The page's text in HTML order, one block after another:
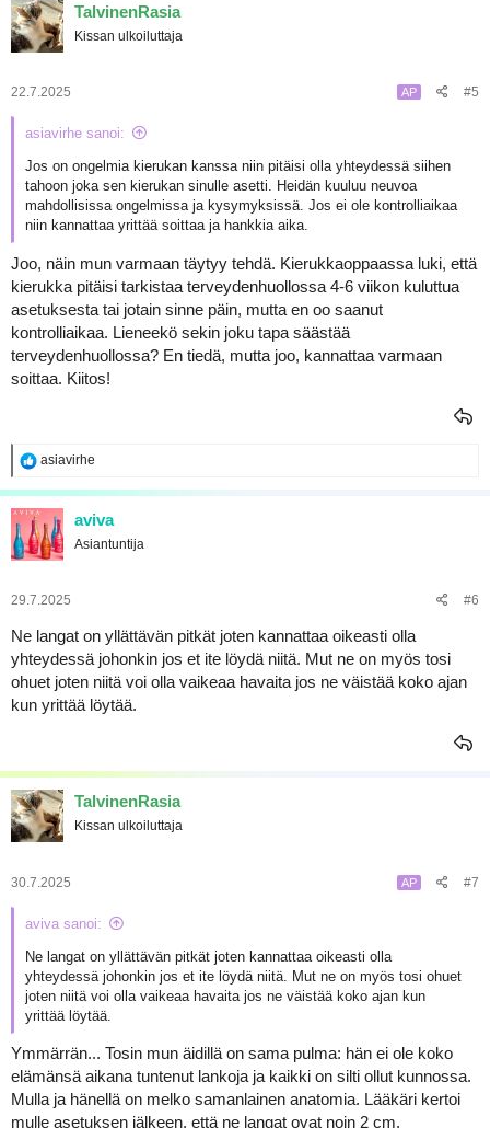
TalvinenRasia
Kissan ulkoiluttaja
22.7.2025 AP #5
asiavirhe sanoi:
Jos on ongelmia kierukan kanssa niin pitäisi olla yhteydessä siihen
tahoon joka sen kierukan sinulle asetti. Heidän kuuluu neuvoa
mahdollisissa ongelmissa ja kysymyksissä. Jos ei ole kontrolliaikaa
niin kannattaa yrittää soittaa ja hankkia aika.
Joo, näin mun varmaan täytyy tehdä. Kierukkaoppaassa luki, että
kierukka pitäisi tarkistaa terveydenhuollossa 4-6 viikon kuluttua
asetuksesta tai jotain sinne päin, mutta en oo saanut
kontrolliaikaa. Lieneekö sekin joku tapa säästää
terveydenhuollossa? En tiedä, mutta joo, kannattaa varmaan
soittaa. Kiitos!
R
a
k
i
o
:
asiavirhe
aviva
Asiantuntija
29.7.2025 #6
Ne langat on yllättävän pitkät joten kannattaa oikeasti olla
yhteydessä johonkin jos et ite löydä niitä. Mut ne on myös tosi
ohuet joten niitä voi olla vaikeaa havaita jos ne väistää koko ajan
kun yrittää löytää.
TalvinenRasia
Kissan ulkoiluttaja
30.7.2025 AP #7
aviva sanoi:
Ne langat on yllättävän pitkät joten kannattaa oikeasti olla
yhteydessä johonkin jos et ite löydä niitä. Mut ne on myös tosi ohuet
joten niitä voi olla vaikeaa havaita jos ne väistää koko ajan kun
yrittää löytää.
Ymmärrän... Tosin mun äidillä on sama pulma: hän ei ole koko
elämänsä aikana tuntenut lankoja ja kaikki on silti ollut kunnossa.
Mulla ja hänellä on melko samanlainen anatomia. Lääkäri kertoi
mulle asetuksen jälkeen, että ne langat ovat noin 2 cm.